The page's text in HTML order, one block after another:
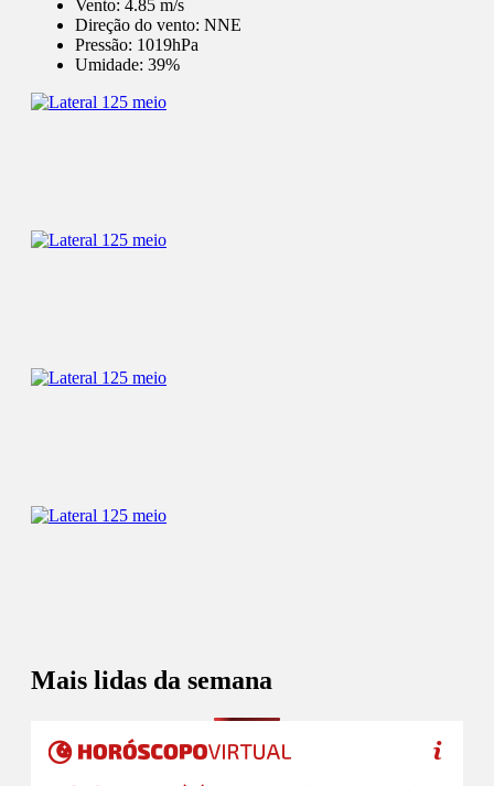
Vento: 4.85 m/s
Direção do vento: NNE
Pressão: 1019hPa
Umidade: 39%
Mais lidas da semana